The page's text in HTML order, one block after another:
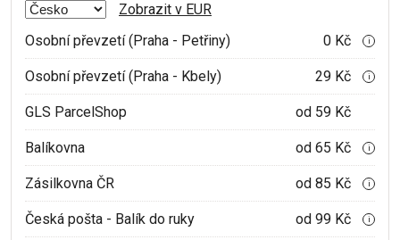
Zobrazit v EUR
Osobní převzetí (Praha - Petřiny)
0 Kč i
Osobní převzetí (Praha - Kbely) 29 Kč i
GLS ParcelShop od 59 Kč
Balíkovna od 65 Kč i
Zásilkovna ČR od 85 Kč i
Česká pošta - Balík do ruky od 99 Kč i